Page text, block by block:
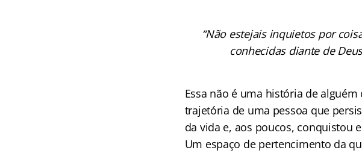
“Não estejais inquietos por
conhecidas diante de
Essa não é uma história de
trajetória de uma pessoa que
da vida e, aos poucos, conquistou
Um espaço de pertencimento da